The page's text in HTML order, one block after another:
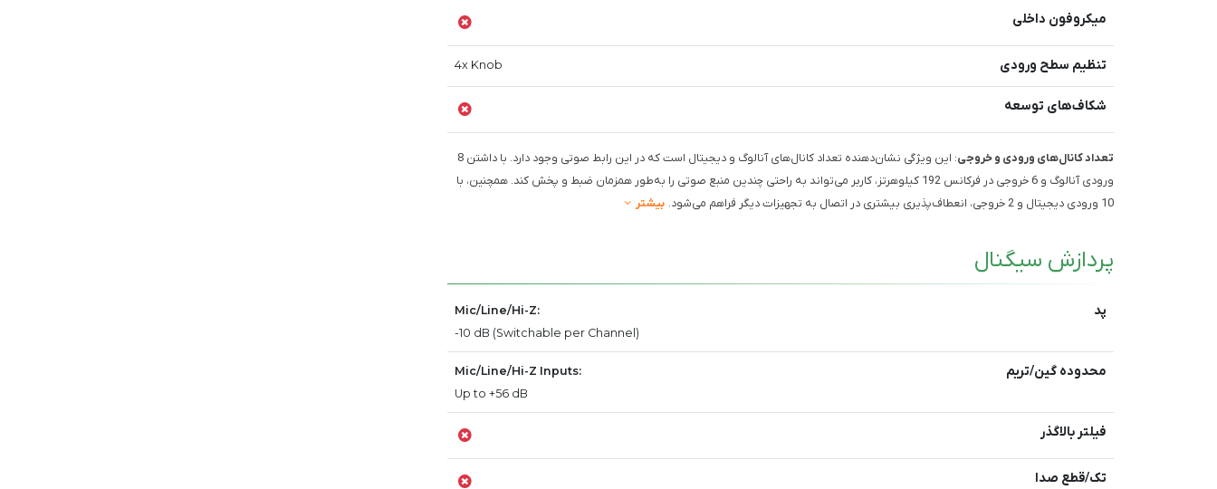
میکروفون داخلی
تنظیم سطح ورودی 4x Knob
شکاف‌های توسعه
تعداد کانال‌های ورودی و خروجی
: این ویژگی نشان‌دهنده تعداد کانال‌های آنالوگ و دیجیتال است که در این رابط صوتی وجود دارد. با داشتن 8
ورودی آنالوگ و 6 خروجی در فرکانس 192 کیلوهرتز، کاربر می‌تواند به راحتی چندین منبع صوتی را به‌طور همزمان ضبط و پخش کند. همچنین، با
10 ورودی دیجیتال و 2 خروجی، انعطاف‌پذیری بیشتری در اتصال به تجهیزات دیگر فراهم می‌شود.
بیشتر
پردازش سیگنال
پد
Mic/Line/Hi-Z:
-10 dB (Switchable per Channel)
محدوده گین/تریم
Mic/Line/Hi-Z Inputs:
Up to +56 dB
فیلتر بالاگذر
تک/قطع صدا